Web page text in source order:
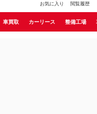
お気に入り 閲覧履歴
車買取 カーリース 整備工場